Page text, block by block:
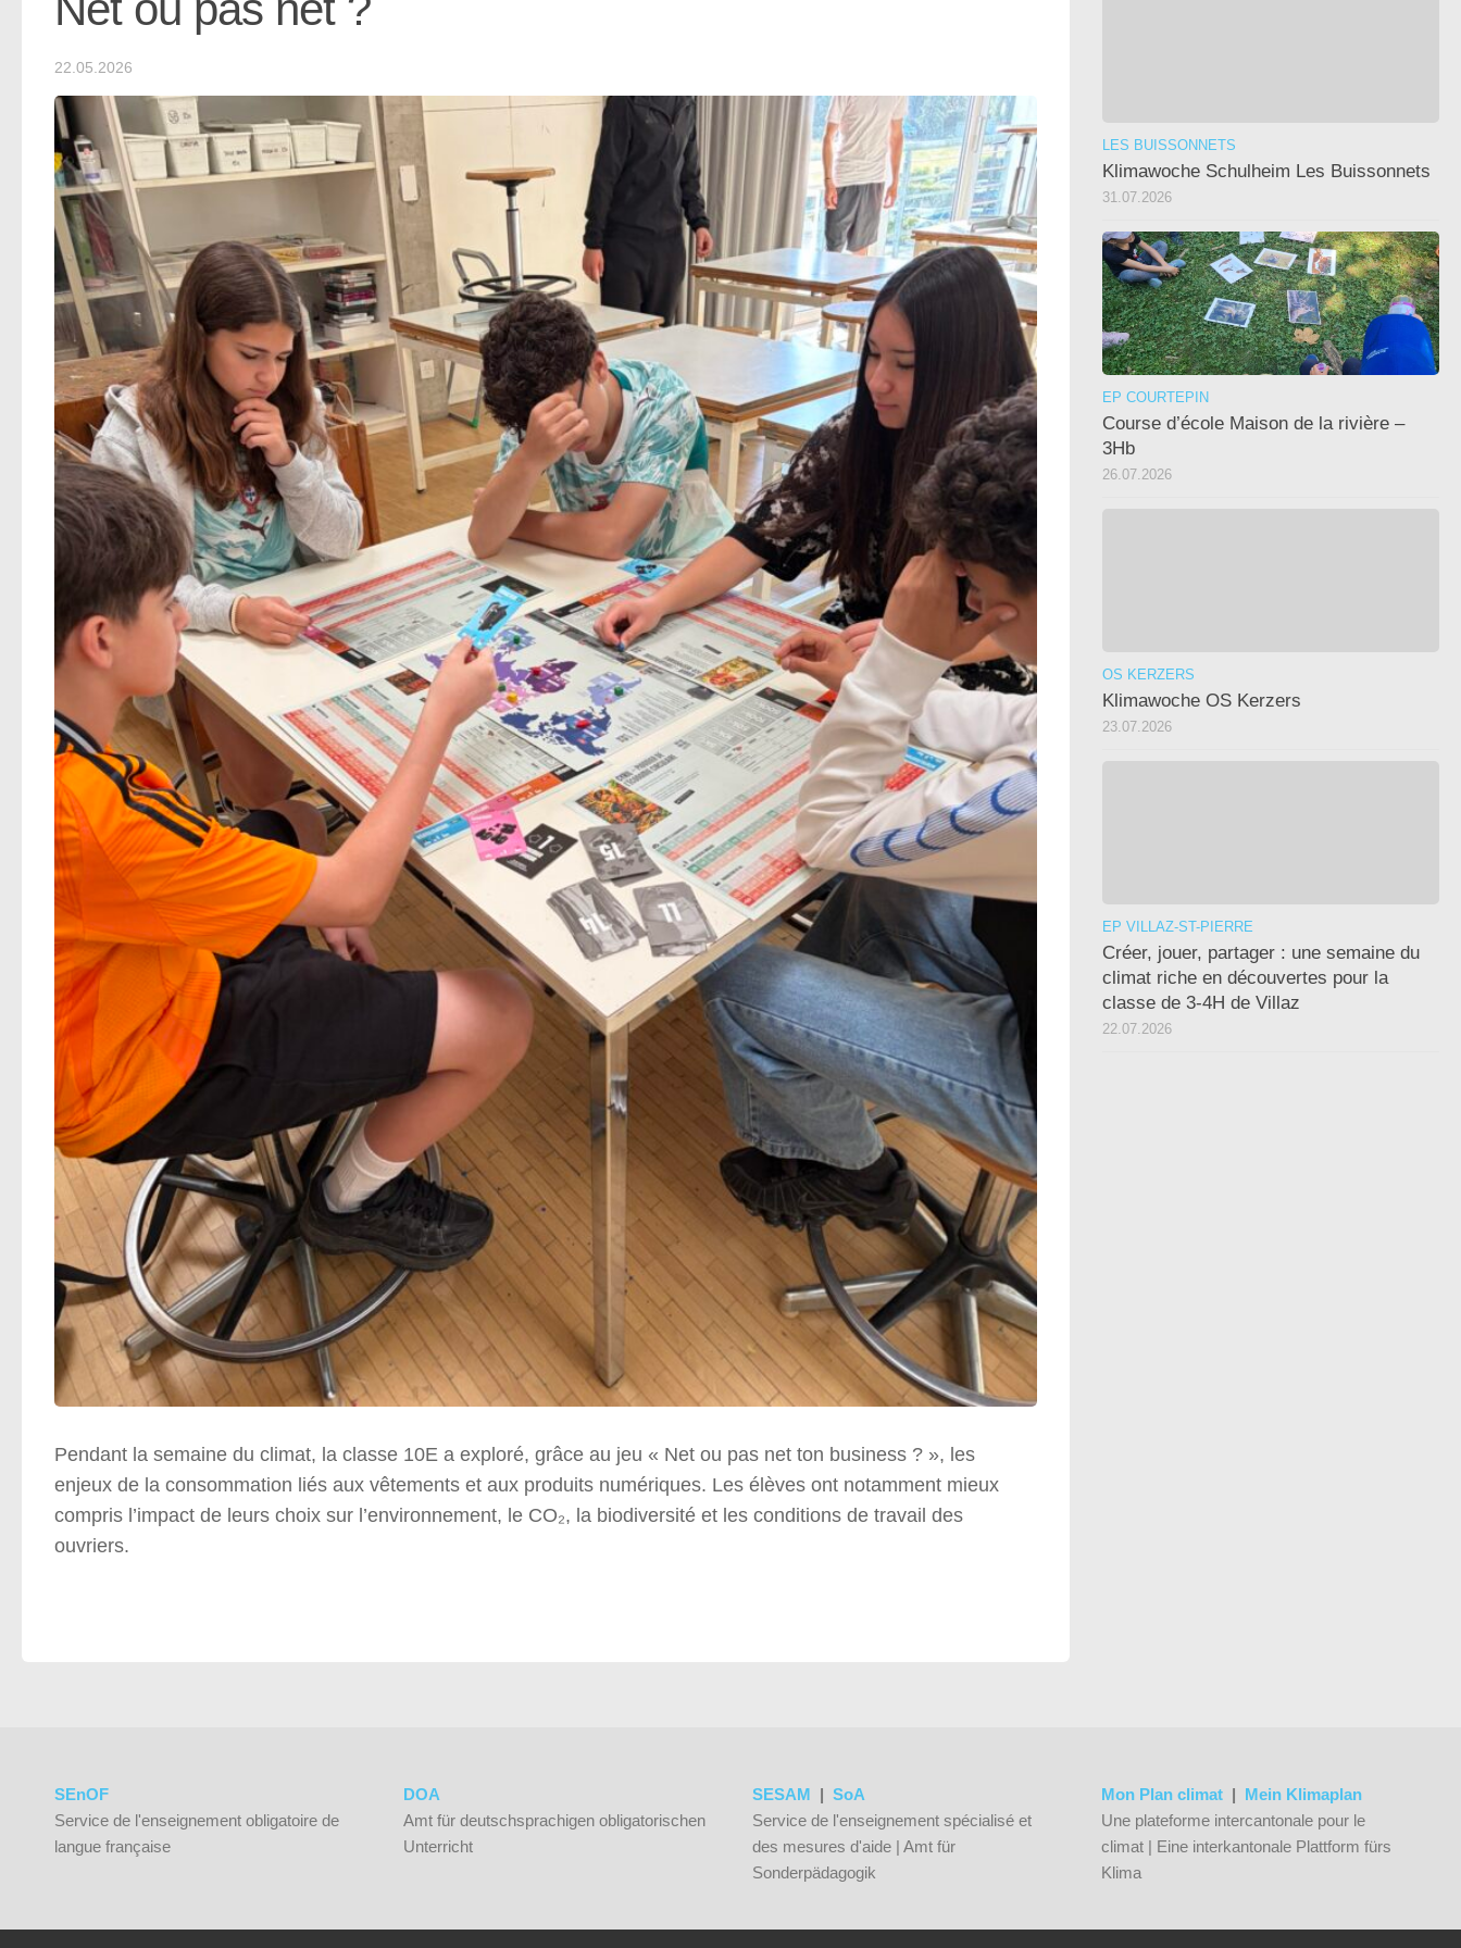
22.05.2026
Pendant la semaine du climat, la classe 10E a exploré, grâce au jeu « Net ou pas net ton business ? », les
enjeux de la consommation liés aux vêtements et aux produits numériques. Les élèves ont notamment mieux
compris l’impact de leurs choix sur l’environnement, le CO₂, la biodiversité et les conditions de travail des
ouvriers.
LES BUISSONNETS
Klimawoche Schulheim Les Buissonnets
31.07.2026
EP COURTEPIN
Course d’école Maison de la rivière –
3Hb
26.07.2026
OS KERZERS
Klimawoche OS Kerzers
23.07.2026
EP VILLAZ-ST-PIERRE
Créer, jouer, partager : une semaine du
climat riche en découvertes pour la
classe de 3-4H de Villaz
22.07.2026
SEnOF
Service de l'enseignement obligatoire de
langue française
DOA
Amt für deutschsprachigen obligatorischen
Unterricht
SESAM | SoA
Service de l'enseignement spécialisé et
des mesures d'aide | Amt für
Sonderpädagogik
Mon Plan climat| Mein Klimaplan
Une plateforme intercantonale pour le
climat | Eine interkantonale Plattform fürs
Klima